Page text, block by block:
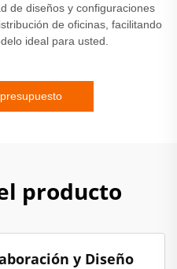
de diseños y configuraciones
de oficinas, facilitando
ideal para usted.
producto
y Diseño